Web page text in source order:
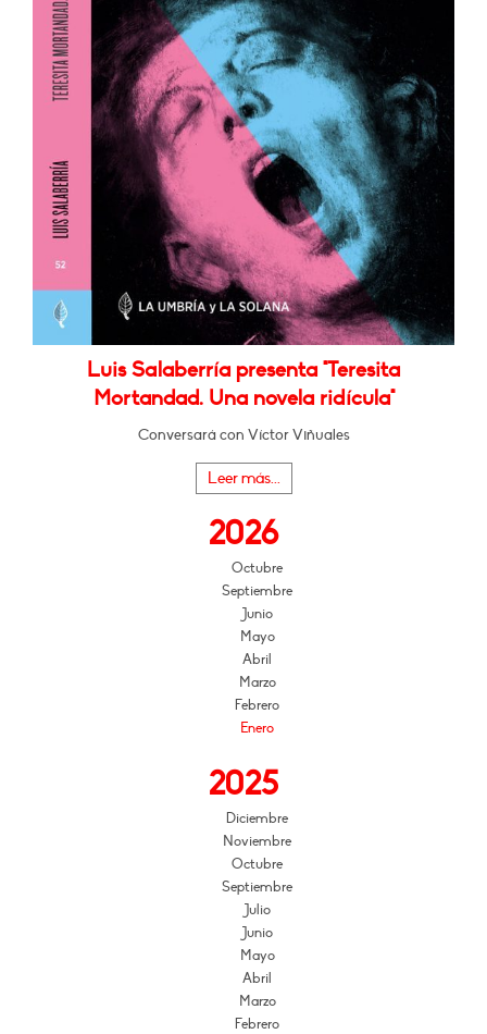
Luis Salaberría presenta "Teresita
Mortandad. Una novela ridícula"
Conversará con Víctor Viñuales
Leer más...
2026
Octubre
Septiembre
Junio
Mayo
Abril
Marzo
Febrero
Enero
2025
Diciembre
Noviembre
Octubre
Septiembre
Julio
Junio
Mayo
Abril
Marzo
Febrero